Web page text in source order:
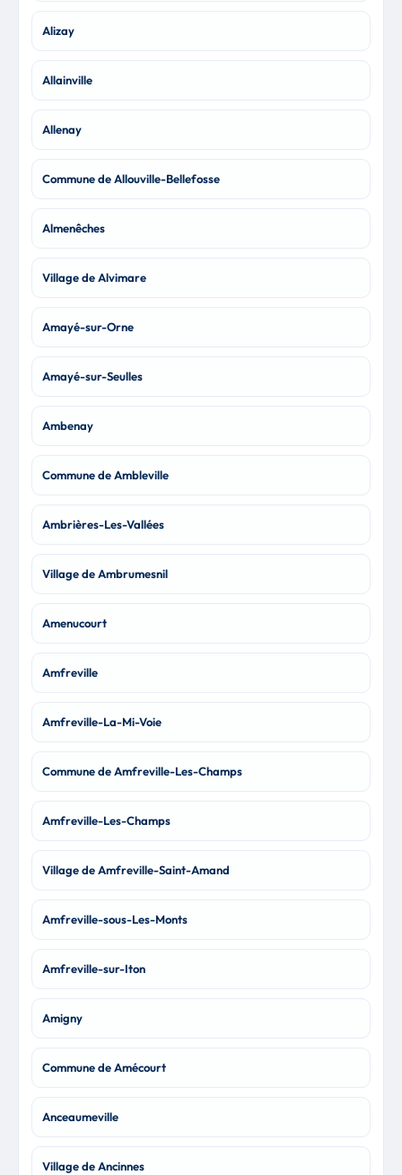
Alizay
Allainville
Allenay
Commune de Allouville-Bellefosse
Almenêches
Village de Alvimare
Amayé-sur-Orne
Amayé-sur-Seulles
Ambenay
Commune de Ambleville
Ambrières-Les-Vallées
Village de Ambrumesnil
Amenucourt
Amfreville
Amfreville-La-Mi-Voie
Commune de Amfreville-Les-Champs
Amfreville-Les-Champs
Village de Amfreville-Saint-Amand
Amfreville-sous-Les-Monts
Amfreville-sur-Iton
Amigny
Commune de Amécourt
Anceaumeville
Village de Ancinnes